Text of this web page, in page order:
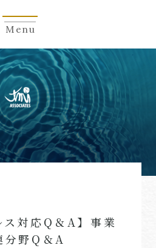
Menu
ス対応Q＆A】事業
分野Q＆A